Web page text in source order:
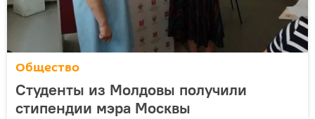
Общество
Студенты из Молдовы получили
стипендии мэра Москвы